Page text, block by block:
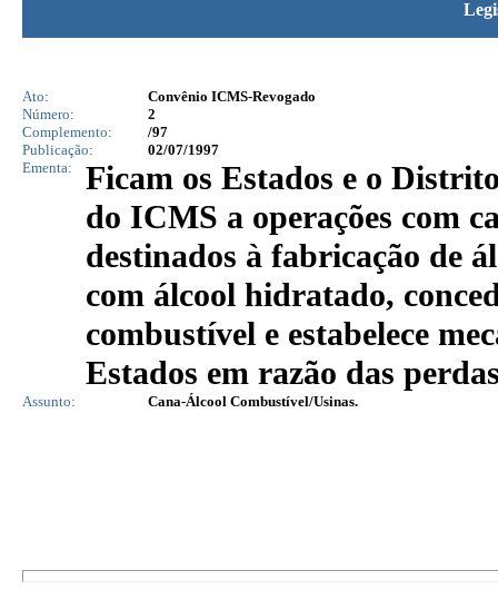
Ato:
Convênio ICMS-Revogado
Número:
2
Complemento:
/97
Publicação:
02/07/1997
Ementa:
Ficam os Estados e o
do ICMS a operações com
destinados à fabricação de
com álcool hidratado,
combustível e estabelece
Estados em razão das
Assunto: Cana-Álcool Combustível/Usinas.